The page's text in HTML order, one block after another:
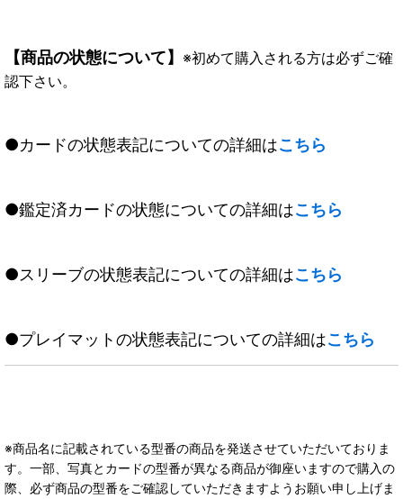
【商品の状態について】 ※初めて購入される方は必ずご確
認下さい。
●カードの状態表記についての詳細はこちら
●鑑定済カードの状態についての詳細はこちら
●スリーブの状態表記についての詳細はこちら
●プレイマットの状態表記についての詳細はこちら
※商品名に記載されている型番の商品を発送させていただいておりま
す。一部、写真とカードの型番が異なる商品が御座いますので購入の
際、必ず商品の型番をご確認していただきますようお願い申し上げま